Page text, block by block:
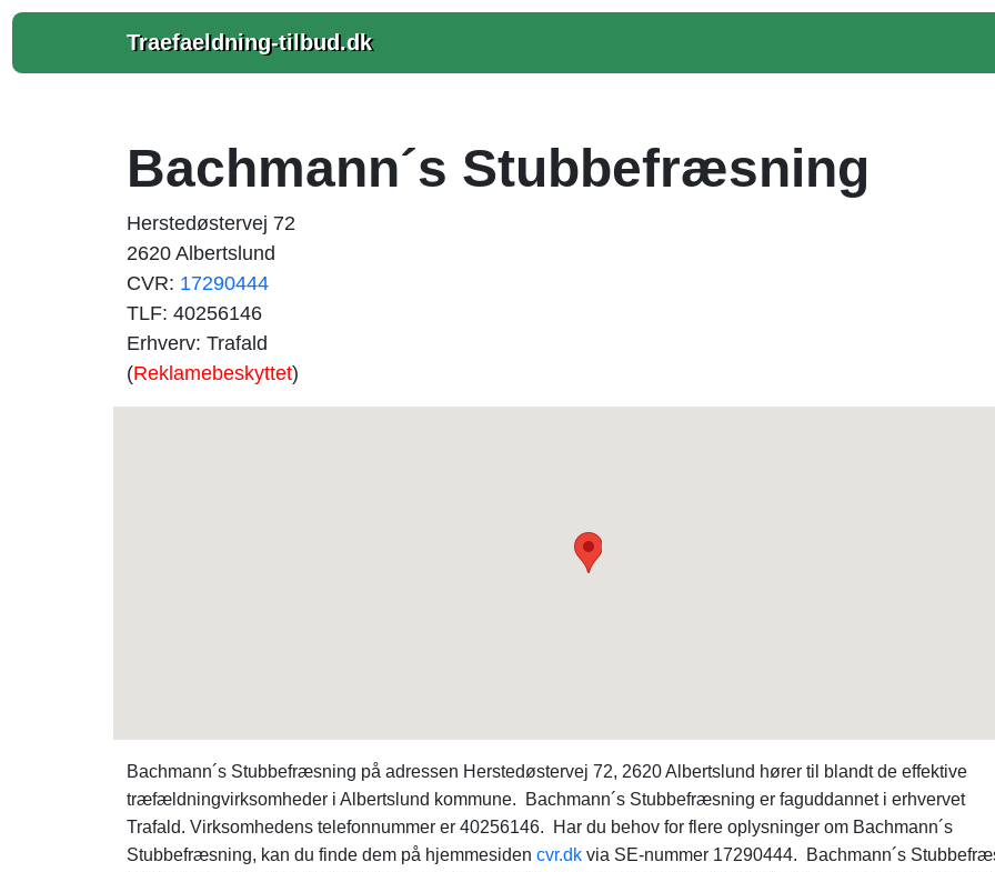
Traefaeldning-tilbud.dk
Bachmann´s Stubbefræsning
Herstedøstervej 72
2620 Albertslund
CVR: 17290444
TLF: 40256146
Erhverv: Trafald
(Reklamebeskyttet)
Bachmann´s Stubbefræsning på adressen Herstedøstervej 72, 2620 Albertslund hører til blandt de effektive
træfældningvirksomheder i Albertslund kommune. Bachmann´s Stubbefræsning er faguddannet i erhvervet
Trafald. Virksomhedens telefonnummer er 40256146. Har du behov for flere oplysninger om Bachmann´s
Stubbefræsning, kan du finde dem på hjemmesiden cvr.dk via SE-nummer 17290444. Bachmann´s